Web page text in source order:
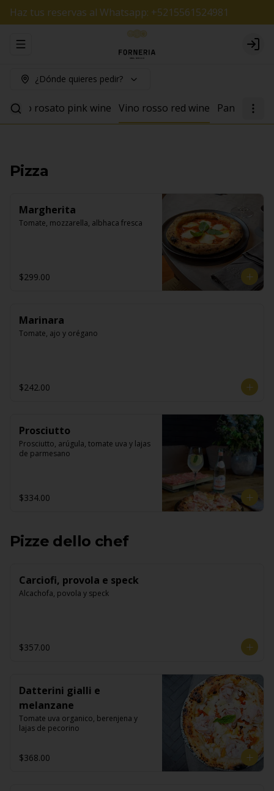
Haz tus reservas al Whatsapp: +5215561524981
Abrir menu de navegación Login
¿Dónde quieres pedir?
Vino rosato pink wine Vino rosso red wine Pan
Pizza
Margherita
Tomate, mozzarella, albhaca fresca
$299.00
Marinara
Tomate, ajo y orégano
$242.00
Prosciutto
Prosciutto, arúgula, tomate uva y lajas
de parmesano
$334.00
Pizze dello chef
Carciofi, provola e speck
Alcachofa, povola y speck
$357.00
Datterini gialli e
melanzane
Tomate uva organico, berenjena y
lajas de pecorino
$368.00